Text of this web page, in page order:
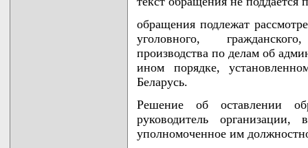
обращения подлежат
уголовного,
производства по делам об
ином порядке,
Беларусь.
Решение об оставлении
руководитель
уполномоченное им